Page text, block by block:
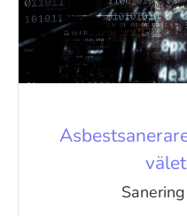
Sanering